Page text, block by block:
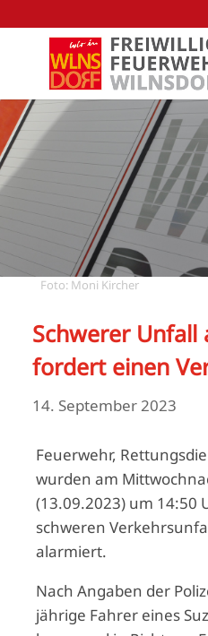
Foto: Moni Kircher
Schwerer Unfall
fordert einen
14. September 2023
Feuerwehr,
wurden am
(13.09.2023) um 14:50
schweren
alarmiert.
Nach Angaben der
jährige Fahrer eines